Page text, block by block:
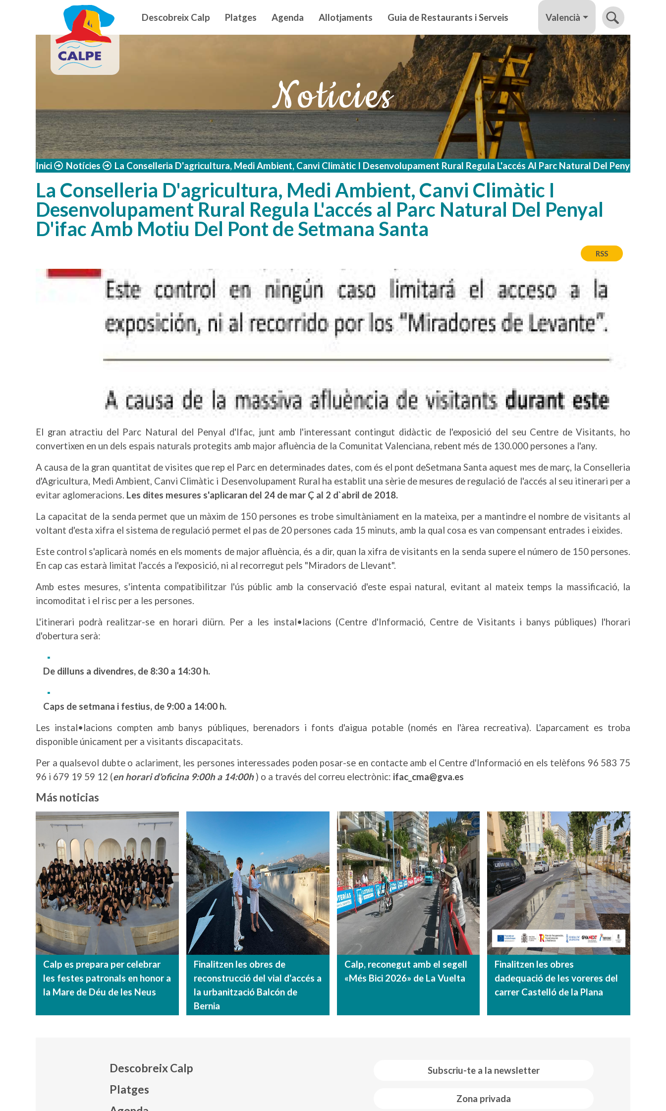
Vés al contingut Navegación principal
Descobreix Calp Platges Agenda Allotjaments Guia de Restaurants i Serveis Valencià
Notícies
Inici Notícies La Conselleria D'agricultura, Medi Ambient, Canvi Climàtic I Desenvolupament Rural Regula L'accés Al Parc Natural Del Penyal
La Conselleria D'agricultura, Medi Ambient, Canvi Climàtic I
Desenvolupament Rural Regula L'accés al Parc Natural Del Penyal
D'ifac Amb Motiu Del Pont de Setmana Santa
RSS
Imatge
El gran atractiu del Parc Natural del Penyal d'Ifac, junt amb l'interessant contingut didàctic de l'exposició del seu Centre de Visitants, ho
convertixen en un dels espais naturals protegits amb major afluència de la Comunitat Valenciana, rebent més de 130.000 persones a l'any.
A causa de la gran quantitat de visites que rep el Parc en determinades dates, com és el pont deSetmana Santa aquest mes de març, la Conselleria
d'Agricultura, Medi Ambient, Canvi Climàtic i Desenvolupament Rural ha establit una sèrie de mesures de regulació de l'accés al seu itinerari per a
evitar aglomeracions. Les dites mesures s'aplicaran del 24 de mar Ç al 2 d`abril de 2018.
La capacitat de la senda permet que un màxim de 150 persones es trobe simultàniament en la mateixa, per a mantindre el nombre de visitants al
voltant d'esta xifra el sistema de regulació permet el pas de 20 persones cada 15 minuts, amb la qual cosa es van compensant entrades i eixides.
Este control s'aplicarà només en els moments de major afluència, és a dir, quan la xifra de visitants en la senda supere el número de 150 persones.
En cap cas estarà limitat l'accés a l'exposició, ni al recorregut pels "Miradors de Llevant".
Amb estes mesures, s'intenta compatibilitzar l'ús públic amb la conservació d'este espai natural, evitant al mateix temps la massificació, la
incomoditat i el risc per a les persones.
L'itinerari podrà realitzar-se en horari diürn. Per a les instal•lacions (Centre d'Informació, Centre de Visitants i banys públiques) l'horari
d'obertura serà:
De dilluns a divendres, de 8:30 a 14:30 h.
Caps de setmana i festius, de 9:00 a 14:00 h.
Les instal•lacions compten amb banys públiques, berenadors i fonts d'aigua potable (només en l'àrea recreativa). L'aparcament es troba
disponible únicament per a visitants discapacitats.
Per a qualsevol dubte o aclariment, les persones interessades poden posar-se en contacte amb el Centre d'Informació en els telèfons 96 583 75
96 i 679 19 59 12 (en horari d'oficina 9:00h a 14:00h ) o a través del correu electrònic: ifac_cma@gva.es
Más noticias
Calp es prepara per celebrar
les festes patronals en honor a
la Mare de Déu de les Neus
Finalitzen les obres de
reconstrucció del vial d'accés a
la urbanització Balcón de
Bernia
Calp, reconegut amb el segell
«Més Bici 2026» de La Vuelta
Finalitzen les obres
dadequació de les voreres del
carrer Castelló de la Plana
Subscriu-te a la newsletter
Zona privada
Descobreix Calp
Platges